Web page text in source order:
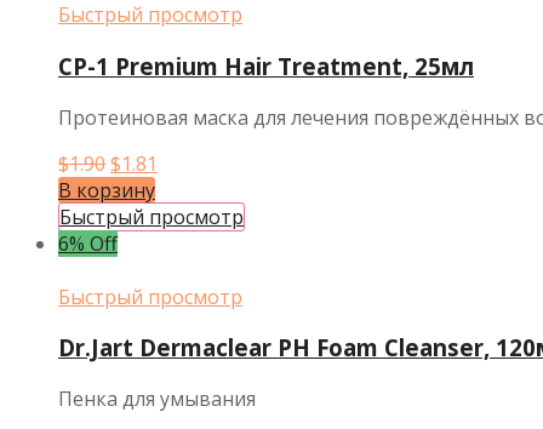
Быстрый просмотр
CP-1 Premium Hair Treatment, 25мл
Протеиновая маска для лечения повреждённых
$1.90Первоначальная
цена
составляла
$1.90.
$1.81
$1.81.
В корзину
Быстрый просмотр
6% Off
Быстрый просмотр
Dr.Jart Dermaclear PH Foam Cleanser,
Пенка для умывания